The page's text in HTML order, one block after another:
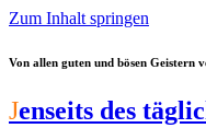
Zum Inhalt springen
Von allen guten und bösen Geistern
Jenseits des